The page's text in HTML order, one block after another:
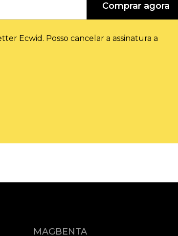
Comprar agora
Ecwid. Posso cancelar a assinatura a
MAGBENTA